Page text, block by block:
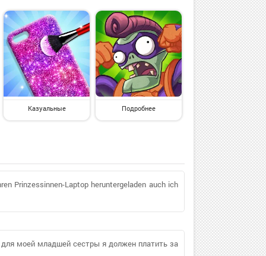
Казуальные Подробнее
Prinzessinnen-Laptop heruntergeladen auch ich
моей младшей сестры я должен платить за